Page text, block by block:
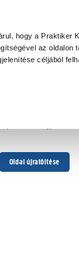
hogy a Praktiker
az oldalon
céljából
Oldal újratöltése